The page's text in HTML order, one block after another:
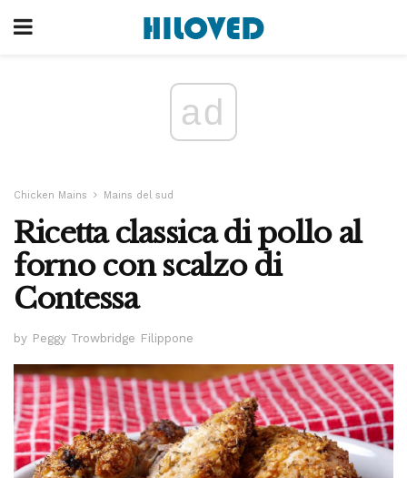
ad
Chicken Mains Mains del sud
Ricetta classica di pollo al
forno con scalzo di
Contessa
by Peggy Trowbridge Filippone